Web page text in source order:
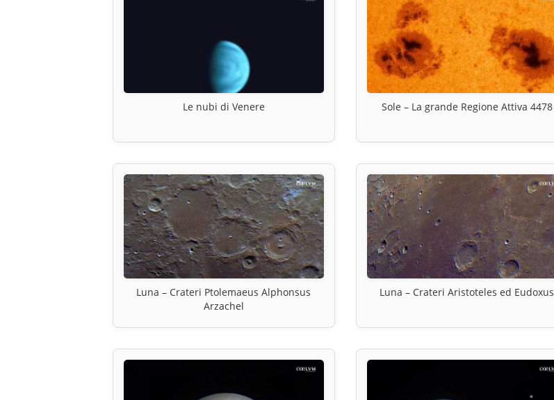
Le nubi di Venere Sole – La grande Regione Attiva 4478
Luna – Crateri Ptolemaeus Alphonsus
Arzachel
Luna – Crateri Aristoteles ed Eudoxus